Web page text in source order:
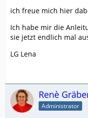
ich freue mich hier
Ich habe mir die
sie jetzt endlich mal
LG Lena
Renè
Administrator